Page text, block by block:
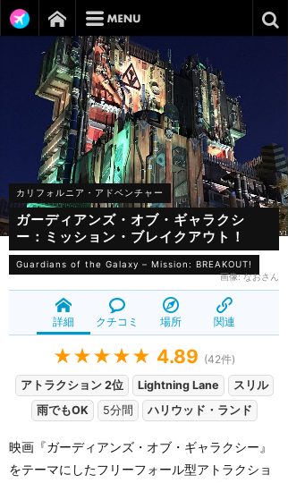
カリフォルニア・アドベンチャー
ガーディアンズ・オブ・ギャラクシ
ー：ミッション・ブレイクアウト！
Guardians of the Galaxy – Mission: BREAKOUT!
画像:なおさん
詳細 クチコミ 場所 関連
★★★★★ 4.89 (42件)
アトラクション 2位
Lightning Lane
スリル
雨でもOK
5分間 ハリウッド・ランド
映画『ガーディアンズ・オブ・ギャラクシー』
をテーマにしたフリーフォール型アトラクショ